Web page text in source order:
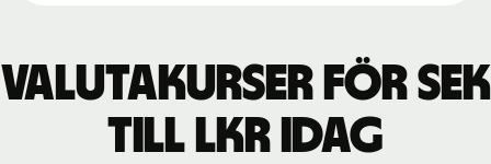
Valutakurser för SEK
till LKR idag